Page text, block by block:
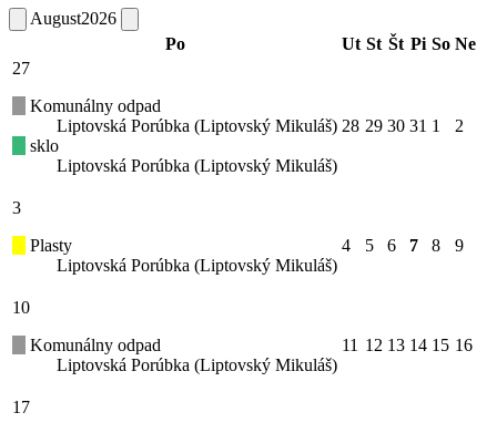
August2026
Po
Ut St Št Pi So Ne
27
Komunálny odpad
Liptovská Porúbka (Liptovský Mikuláš)
sklo
Liptovská Porúbka (Liptovský Mikuláš)
28 29 30 31 1 2
3
Plasty
Liptovská Porúbka (Liptovský Mikuláš)
4 5 6 7 8 9
10
Komunálny odpad
Liptovská Porúbka (Liptovský Mikuláš)
11 12 13 14 15 16
17